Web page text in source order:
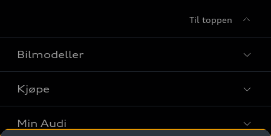
Til toppen
Bilmodeller
Finn din Audi
Sammenlign bilmodeller
Kjøpe
Kjøpshjelp
Min Audi